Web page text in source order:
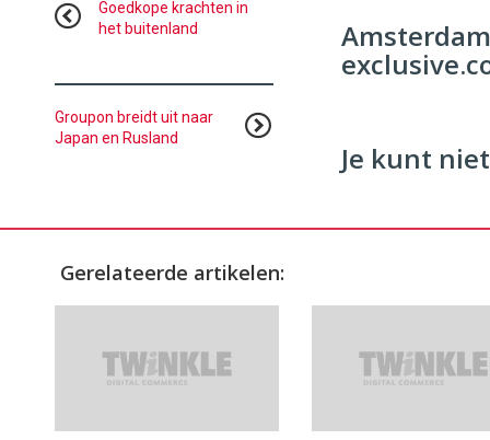
9654
Je kunt
Goedkope krachten in
het buitenland
Groupon breidt uit naar
Japan en Rusland
Gerelateerde artikelen: